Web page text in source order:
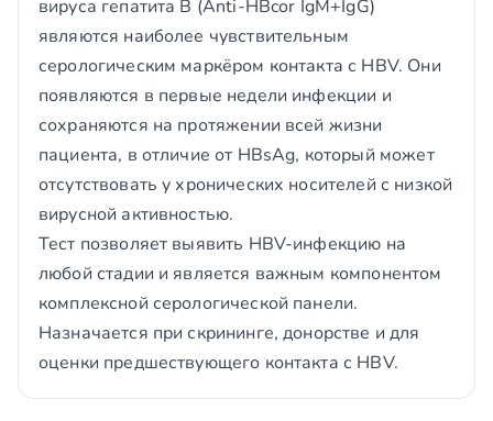
вируса гепатита В (Anti-HBcor IgM+IgG)
являются наиболее чувствительным
серологическим маркёром контакта с HBV. Они
появляются в первые недели инфекции и
сохраняются на протяжении всей жизни
пациента, в отличие от HBsAg, который может
отсутствовать у хронических носителей с низкой
вирусной активностью.
Тест позволяет выявить HBV-инфекцию на
любой стадии и является важным компонентом
комплексной серологической панели.
Назначается при скрининге, донорстве и для
оценки предшествующего контакта с HBV.